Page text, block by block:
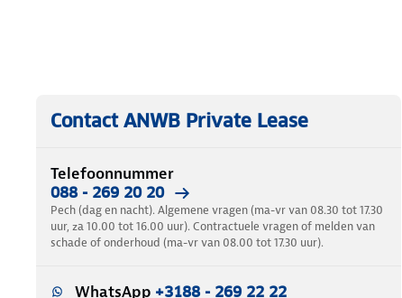
Contact ANWB Private Lease
Telefoonnummer
088 - 269 20 20
Pech (dag en nacht). Algemene vragen (ma-vr van 08.30 tot 17.30
uur, za 10.00 tot 16.00 uur). Contractuele vragen of melden van
schade of onderhoud (ma-vr van 08.00 tot 17.30 uur).
WhatsApp +3188 - 269 22 22